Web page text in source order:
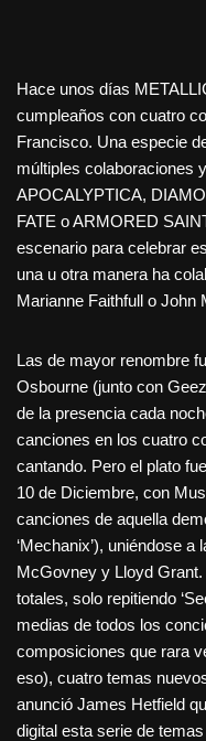
Hace unos días
cumpleaños con cuatro
Francisco. Una especie
múltiples colaboraciones
APOCALYPTICA,
FATE o ARMORED
escenario para celebrar
una u otra manera ha
Marianne Faithfull o John
Las de mayor renombre
Osbourne (junto con
de la presencia cada
canciones en los cuatro
cantando. Pero el plato
10 de Diciembre, con
canciones de aquella
‘Mechanix’), uniéndose a
McGovney y Lloyd
totales, solo repitiendo
medias de todos los
composiciones que rara
eso), cuatro temas
anunció James Hetfield
digital esta serie de